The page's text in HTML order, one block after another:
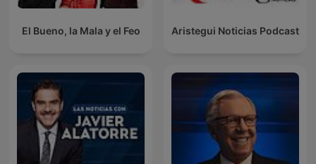
El Bueno, la Mala y el Feo Aristegui Noticias Podcast